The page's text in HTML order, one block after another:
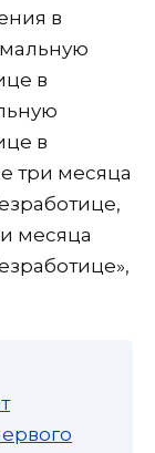
в
в
в
три месяца
месяца